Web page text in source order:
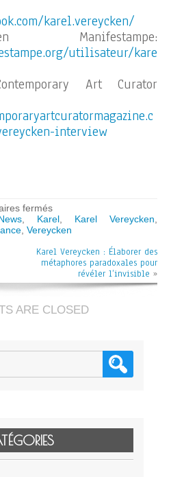
karel.vereycken/
utilisateur/kare
Art Curator
interview
ferméssur
Karel
Vereycken:
metáforas
paradójicas
desvelar
invisible
, Karel, Karel Vereycken,
, Vereycken
Karel Vereycken : Élaborer des
métaphores paradoxales pour
révéler l’invisible »
ARE CLOSED